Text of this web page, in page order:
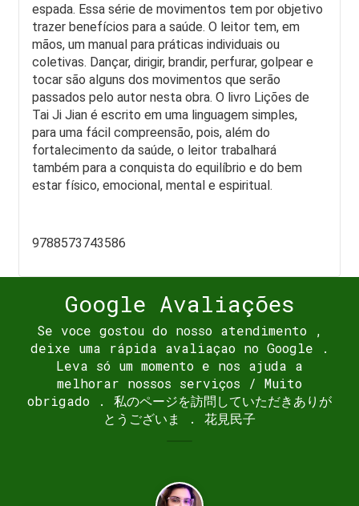
espada. Essa série de movimentos tem por objetivo
trazer benefícios para a saúde. O leitor tem, em
mãos, um manual para práticas individuais ou
coletivas. Dançar, dirigir, brandir, perfurar, golpear e
tocar são alguns dos movimentos que serão
passados pelo autor nesta obra. O livro Lições de
Tai Ji Jian é escrito em uma linguagem simples,
para uma fácil compreensão, pois, além do
fortalecimento da saúde, o leitor trabalhará
também para a conquista do equilíbrio e do bem
estar físico, emocional, mental e espiritual.
9788573743586
Google Avaliações
Se voce gostou do nosso atendimento ,
deixe uma rápida avaliaçao no Google .
Leva só um momento e nos ajuda a
melhorar nossos serviços / Muito
obrigado . 私のページを訪問していただきありが
とうございま . 花見民子